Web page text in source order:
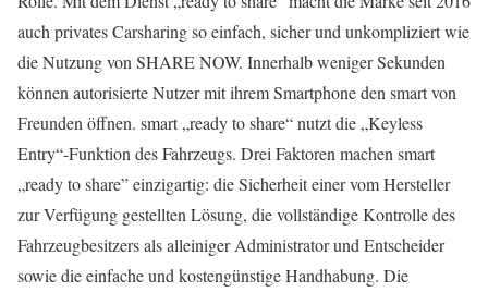
auch privates Carsharing so einfach, sicher und unkompliziert wie
die Nutzung von SHARE NOW. Innerhalb weniger Sekunden
können autorisierte Nutzer mit ihrem Smartphone den smart von
Freunden öffnen. smart „ready to share“ nutzt die „Keyless
Entry“-Funktion des Fahrzeugs. Drei Faktoren machen smart
„ready to share” einzigartig: die Sicherheit einer vom Hersteller
zur Verfügung gestellten Lösung, die vollständige Kontrolle des
Fahrzeugbesitzers als alleiniger Administrator und Entscheider
sowie die einfache und kostengünstige Handhabung. Die